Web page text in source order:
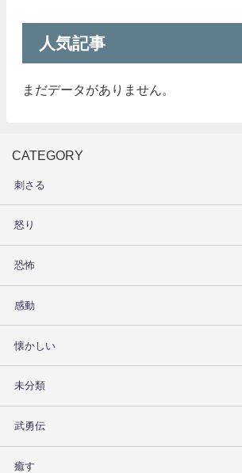
人気記事
まだデータがありません。
CATEGORY
刺さる
怒り
恐怖
感動
懐かしい
未分類
武勇伝
癒す